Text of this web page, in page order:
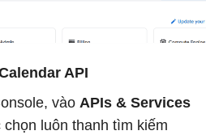
API
vào APIs & Services
chọn luôn thanh tìm kiếm